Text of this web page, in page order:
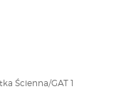
Ścienna/GAT 1